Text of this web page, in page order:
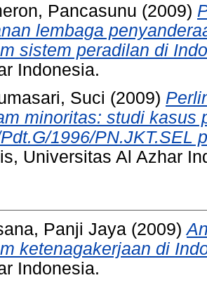
Pancasunu (2009)
lembaga
sistem peradilan di
Indonesia.
Suci (2009)
minoritas: studi kasus
1996/PN.JKT.SEL
Universitas Al Azhar
Panji Jaya (2009)
ketenagakerjaan di
Indonesia.